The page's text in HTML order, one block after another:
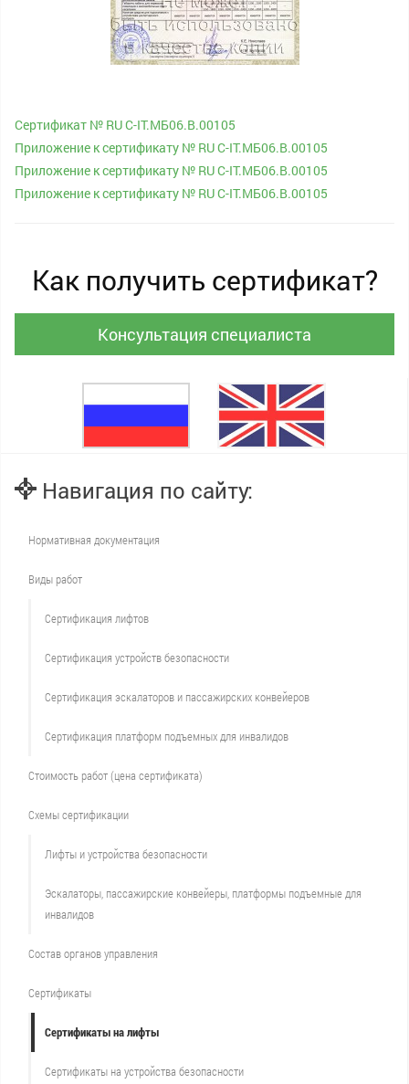
Сертификат № RU С-IT.МБ06.B.00105
Приложение к сертификату № RU С-IT.МБ06.B.00105
Приложение к сертификату № RU С-IT.МБ06.B.00105
Приложение к сертификату № RU С-IT.МБ06.B.00105
Как получить сертификат?
Консультация специалиста
Навигация по сайту:
Нормативная документация
Виды работ
Сертификация лифтов
Сертификация устройств безопасности
Сертификация эскалаторов и пассажирских конвейеров
Сертификация платформ подъемных для инвалидов
Стоимость работ (цена сертификата)
Схемы сертификации
Лифты и устройства безопасности
Эскалаторы, пассажирские конвейеры, платформы подъемные для
инвалидов
Состав органов управления
Сертификаты
Сертификаты на лифты
Сертификаты на устройства безопасности